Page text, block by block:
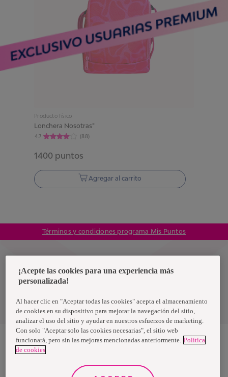
Producto físico
Lonchera Nosotras®
4.7 (88)
1400 puntos
Agregar al carrito
Términos y condiciones programa Mis Puntos
Términos y condiciones
Nosotras, una marca de Essity - una compañía global líder en
higiene y salud. Cada día, mil millones de personas, en todo el
mundo, utilizan nuestros productos, servicios y soluciones. Nuestro
¡Acepte las cookies para una experiencia más
personalizada!
Al hacer clic en "Aceptar todas las cookies" acepta el almacenamiento
de cookies en su dispositivo para mejorar la navegación del sitio,
analizar el uso del sitio y ayudar en nuestros esfuerzos de marketing.
Con solo "Aceptar solo las cookies necesarias", el sitio web
funcionará, pero sin las mejoras mencionadas anteriormente. Política
de cookies